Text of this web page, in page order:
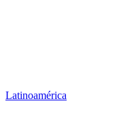
Latinoamérica